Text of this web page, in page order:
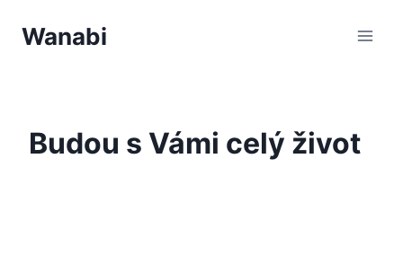
Wanabi
Budou s Vámi celý život